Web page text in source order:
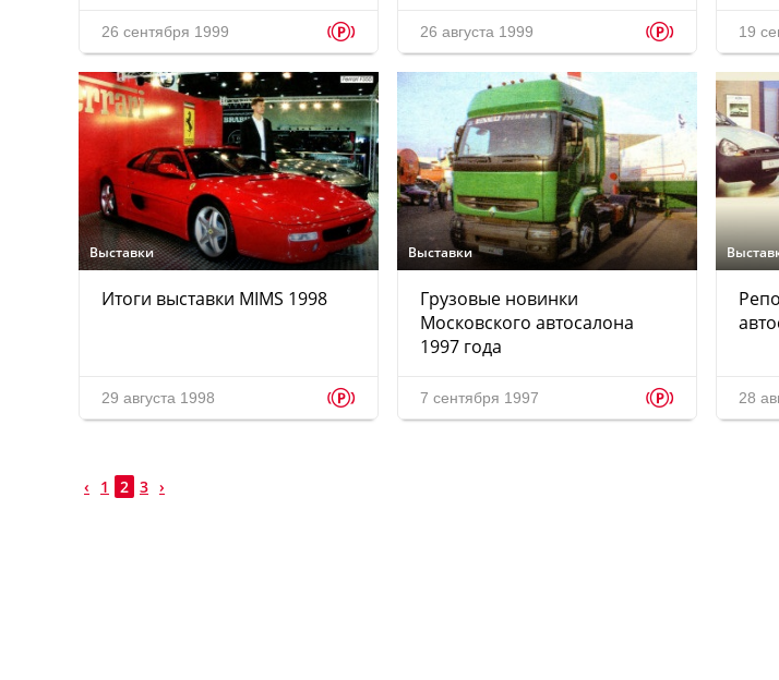
26 сентября 1999 p 26 августа 1999 p 19
Выставки
Итоги выставки MIMS 1998
29 августа 1998 p
Выставки
Грузовые новинки
Московского автосалона
1997 года
7 сентября 1997 p 28
‹ 1 2 3 ›